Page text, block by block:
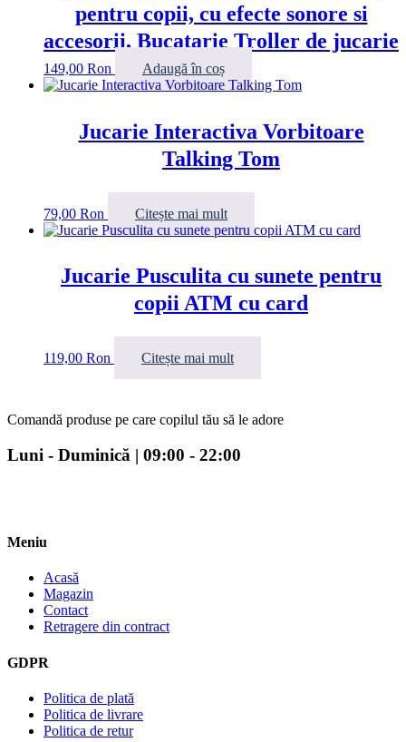
pentru copii, cu efecte sonore si
accesorii, Bucatarie Troller de jucarie
3 in 1
149,00 Ron Adaugă în coș
Jucarie Interactiva Vorbitoare
Talking Tom
79,00 Ron Citește mai mult
Jucarie Pusculita cu sunete pentru
copii ATM cu card
119,00 Ron Citește mai mult
Comandă produse pe care copilul tău să le adore
Luni - Duminică | 09:00 - 22:00
Meniu
Acasă
Magazin
Contact
Retragere din contract
GDPR
Politica de plată
Politica de livrare
Politica de retur